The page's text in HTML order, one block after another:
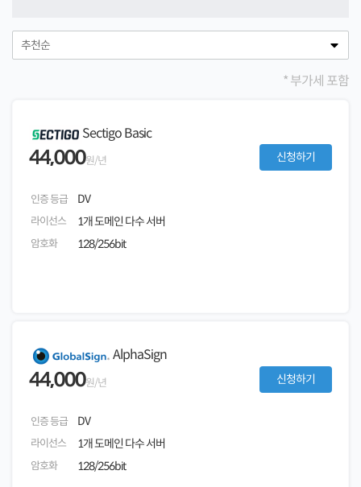
* 부가세 포함
Sectigo Basic
44,000원/년 신청하기
인증 등급 DV
라이선스 1개 도메인 다수 서버
암호화 128/256bit
AlphaSign
44,000원/년 신청하기
인증 등급 DV
라이선스 1개 도메인 다수 서버
암호화 128/256bit